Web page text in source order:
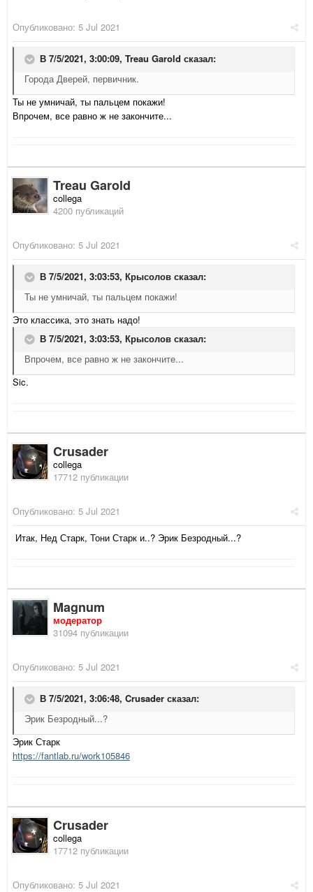
Опубликовано: 5 Jul 2021
В 7/5/2021, 3:00:09, Treau Garold сказал:
Города Дверей, первичник.
Ты не умничай, ты пальцем покажи!
Впрочем, все равно ж не закончите...
Treau Garold
collega
4200 публикаций
Опубликовано: 5 Jul 2021
В 7/5/2021, 3:03:53, Крысолов сказал:
Ты не умничай, ты пальцем покажи!
Это классика, это знать надо!
В 7/5/2021, 3:03:53, Крысолов сказал:
Впрочем, все равно ж не закончите...
Sic.
Crusader
collega
17712 публикации
Опубликовано: 5 Jul 2021
Итак, Нед Старк, Тони Старк и..? Эрик Безродный...?
Magnum
модератор
31094 публикации
Опубликовано: 5 Jul 2021
В 7/5/2021, 3:06:48, Crusader сказал:
Эрик Безродный...?
Эрик Старк
https://fantlab.ru/work105846
Crusader
collega
17712 публикации
Опубликовано: 5 Jul 2021